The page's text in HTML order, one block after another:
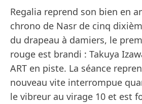
Regalia reprend son bien en
chrono de Nasr de cinq
du drapeau à damiers, le
rouge est brandi : Takuya
ART en piste. La séance
nouveau vite interrompue
le vibreur au virage 10 et est